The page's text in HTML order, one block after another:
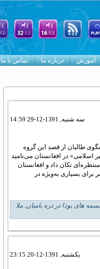
تماس با ما درباره ما آموزش
سه شنبه, 1391-12-29 14:59
- زمانی که در سال ۲۰۰۱ سخنگوی طالبان از قصد این گروه
اسلامی» در افغانستان می‌نامید
تکان داد و افغانستان
بسیاری به‌ویژه در
های بودا در دره بامیان, ملا
یکشنبه, 1391-12-20 23:15